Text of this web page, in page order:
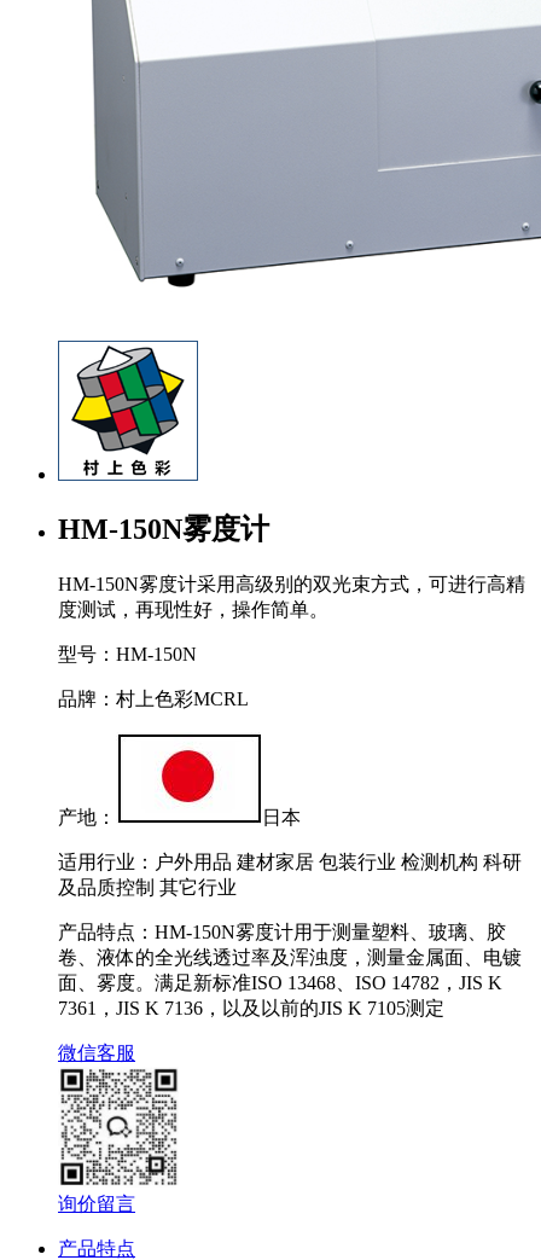
HM-150N雾度计
HM-150N雾度计采用高级别的双光束方式，可进行高精
度测试，再现性好，操作简单。
型号：HM-150N
品牌：村上色彩MCRL
产地： 日本
适用行业：户外用品 建材家居 包装行业 检测机构 科研
及品质控制 其它行业
产品特点：HM-150N雾度计用于测量塑料、玻璃、胶
卷、液体的全光线透过率及浑浊度，测量金属面、电镀
面、雾度。满足新标准ISO 13468、ISO 14782，JIS K
7361，JIS K 7136，以及以前的JIS K 7105测定
微信客服
询价留言
产品特点